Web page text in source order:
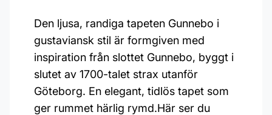
Den ljusa, randiga tapeten Gunnebo i
gustaviansk stil är formgiven med
inspiration från slottet Gunnebo, byggt i
slutet av 1700-talet strax utanför
Göteborg. En elegant, tidlös tapet som
ger rummet härlig rymd.Här ser du